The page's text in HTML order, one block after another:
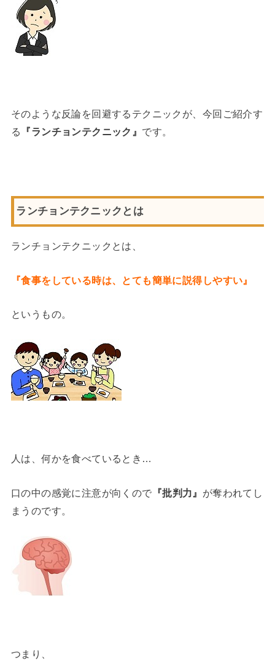
そのような反論を回避するテクニックが、今回ご紹介す
る
『ランチョンテクニック』 です。
ランチョンテクニックとは
ランチョンテクニックとは、
『食事をしている時は、とても簡単に説得しやすい』
というもの。
人は、何かを食べているとき…
口の中の感覚に注意が向くので 『批判力』 が奪われてし
まうのです。
つまり、